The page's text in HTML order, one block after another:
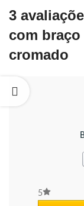
3
com braço
cromado
5